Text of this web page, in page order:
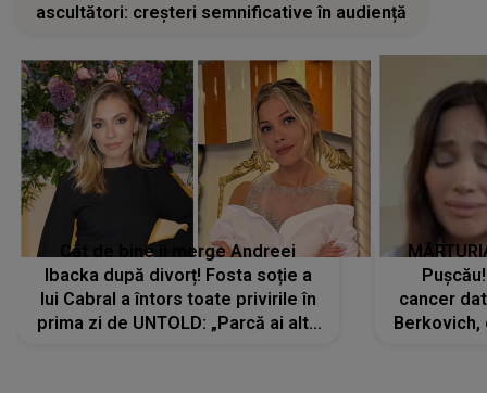
ascultători: creșteri semnificative în audiență
Cât de bine îi merge Andreei
Ibacka după divorț! Fosta soție a
lui Cabral a întors toate privirile în
prima zi de UNTOLD: „Parcă ai altă
cancer
Berkovich,